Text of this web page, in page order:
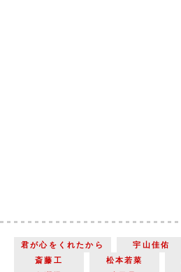
君が心をくれたから 宇山佳佑
斎藤工
松本若菜